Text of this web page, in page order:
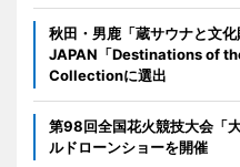
秋田・男鹿「蔵サウナと文
JAPAN「Destinations of
Collectionに選出
第98回全国花火競技大会「
ルドローンショーを開催